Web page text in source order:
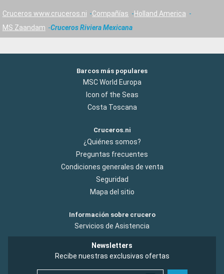
Cruceros www.cruceros.ni Compañías
Holland America
MS Zaandam
Cruceros Riviera Mexicana
Barcos más populares
MSC World Europa
Icon of the Seas
Costa Toscana
Cruceros.ni
¿Quiénes somos?
Preguntas frecuentes
Condiciones generales de venta
Seguridad
Mapa del sitio
Información sobre crucero
Servicios de Asistencia
Newsletters
Recibe nuestras exclusivas ofertas